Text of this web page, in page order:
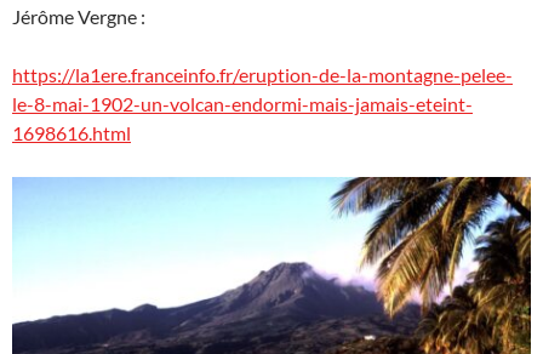
Jérôme Vergne :
https://la1ere.franceinfo.fr/eruption-de-la-montagne-pelee-
le-8-mai-1902-un-volcan-endormi-mais-jamais-eteint-
1698616.html